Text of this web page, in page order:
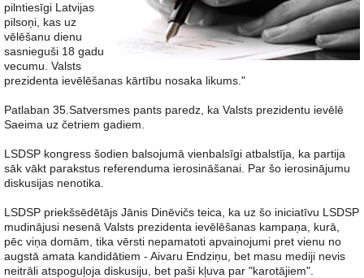
pilntiesīgi Latvijas
pilsoņi, kas uz
vēlēšanu dienu
sasnieguši 18 gadu
vecumu. Valsts
prezidenta ievēlēšanas kārtību nosaka likums."
Patlaban 35.Satversmes pants paredz, ka Valsts prezidentu ievēlē
Saeima uz četriem gadiem.
LSDSP kongress šodien balsojumā vienbalsīgi atbalstīja, ka partija
sāk vākt parakstus referenduma ierosināšanai. Par šo ierosinājumu
diskusijas nenotika.
LSDSP priekšsēdētājs Jānis Dinēvičs teica, ka uz šo iniciatīvu LSDSP
mudinājusi nesenā Valsts prezidenta ievēlēšanas kampaņa, kurā,
pēc viņa domām, tika vērsti nepamatoti apvainojumi pret vienu no
augstā amata kandidātiem - Aivaru Endziņu, bet masu mediji nevis
neitrāli atspoguļoja diskusiju, bet paši kļuva par "karotājiem".